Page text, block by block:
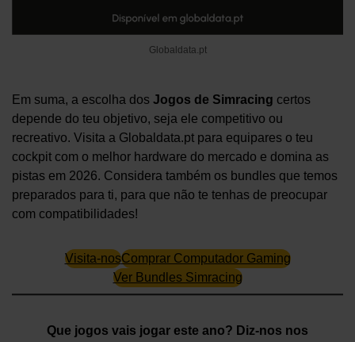
Globaldata.pt
Em suma, a escolha dos Jogos de Simracing certos
depende do teu objetivo, seja ele competitivo ou
recreativo. Visita a Globaldata.pt para equipares o teu
cockpit com o melhor hardware do mercado e domina as
pistas em 2026. Considera também os bundles que temos
preparados para ti, para que não te tenhas de preocupar
com compatibilidades!
Visita-nosComprar Computador Gaming
Ver Bundles Simracing
Que jogos vais jogar este ano? Diz-nos nos